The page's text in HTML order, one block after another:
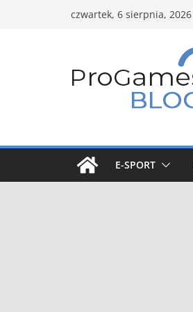
czwartek, 6 sierpnia, 2026
E-SPORT